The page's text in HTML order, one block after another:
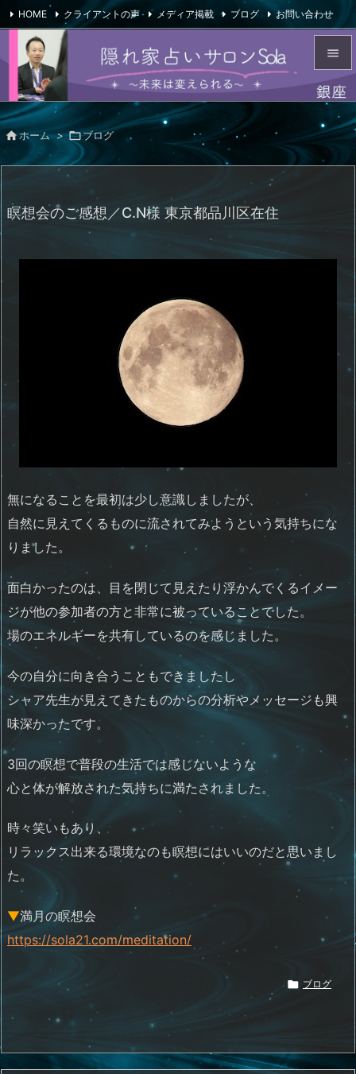


メニュ

サイド

HOME クライアントの声 メディア掲載 ブログ お問い合わせ
会社概要
ホーム > ブログ
瞑想会のご感想／C.N様 東京都品川区在住
無になることを最初は少し意識しましたが、
自然に見えてくるものに流されてみようという気持ちにな
りました。
面白かったのは、目を閉じて見えたり浮かんでくるイメー
ジが他の参加者の方と非常に被っていることでした。
場のエネルギーを共有しているのを感じました。
今の自分に向き合うこともできましたし
シャア先生が見えてきたものからの分析やメッセージも興
味深かったです。
3回の瞑想で普段の生活では感じないような
心と体が解放された気持ちに満たされました。
時々笑いもあり、
リラックス出来る環境なのも瞑想にはいいのだと思いまし
た。
▼満月の瞑想会
https://sola21.com/meditation/
 ブログ